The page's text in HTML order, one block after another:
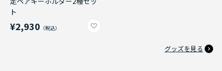
ト
¥2,930
グッズを見る